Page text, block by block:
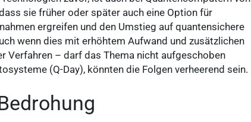
sie früher oder später auch eine Option für
ergreifen und den Umstieg auf quantensichere
wenn dies mit erhöhtem Aufwand und zusätzlichen
Verfahren – darf das Thema nicht aufgeschoben
(Q-Day), könnten die Folgen verheerend sein.